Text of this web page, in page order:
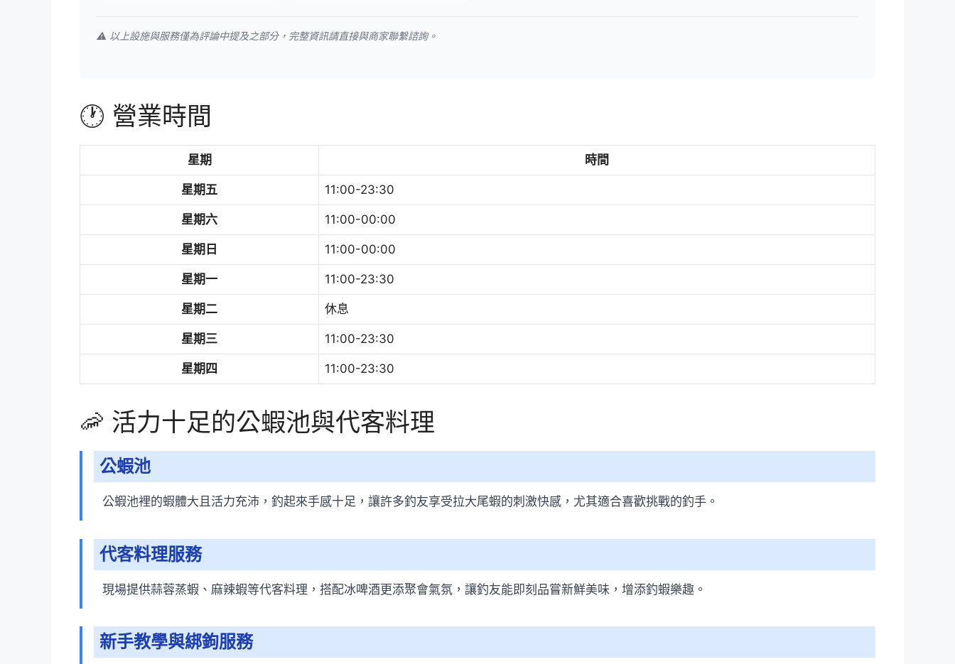
⚠️ 以上設施與服務僅為評論中提及之部分，完整資訊請直接與商家聯繫諮詢。
🕐 營業時間
星期 時間
星期五 11:00-23:30
星期六 11:00-00:00
星期日 11:00-00:00
星期一 11:00-23:30
星期二 休息
星期三 11:00-23:30
星期四 11:00-23:30
🦐 活力十足的公蝦池與代客料理
公蝦池
公蝦池裡的蝦體大且活力充沛，釣起來手感十足，讓許多釣友享受拉大尾蝦的刺激快感，尤其適合喜歡挑戰的釣手。
代客料理服務
現場提供蒜蓉蒸蝦、麻辣蝦等代客料理，搭配冰啤酒更添聚會氣氛，讓釣友能即刻品嘗新鮮美味，增添釣蝦樂趣。
新手教學與綁鉤服務